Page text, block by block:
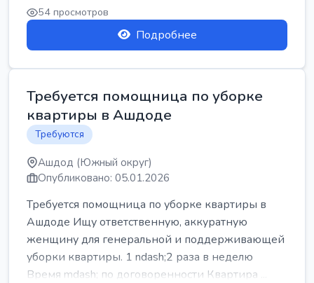
54 просмотров
Подробнее
Требуется помощница по уборке
квартиры в Ашдоде
Требуются
Ашдод (Южный округ)
Опубликовано: 05.01.2026
Требуется помощница по уборке квартиры в
Ашдоде Ищу ответственную, аккуратную
женщину для генеральной и поддерживающей
уборки квартиры. 1 ndash;2 раза в неделю
Время mdash; по договоренности Квартира ...